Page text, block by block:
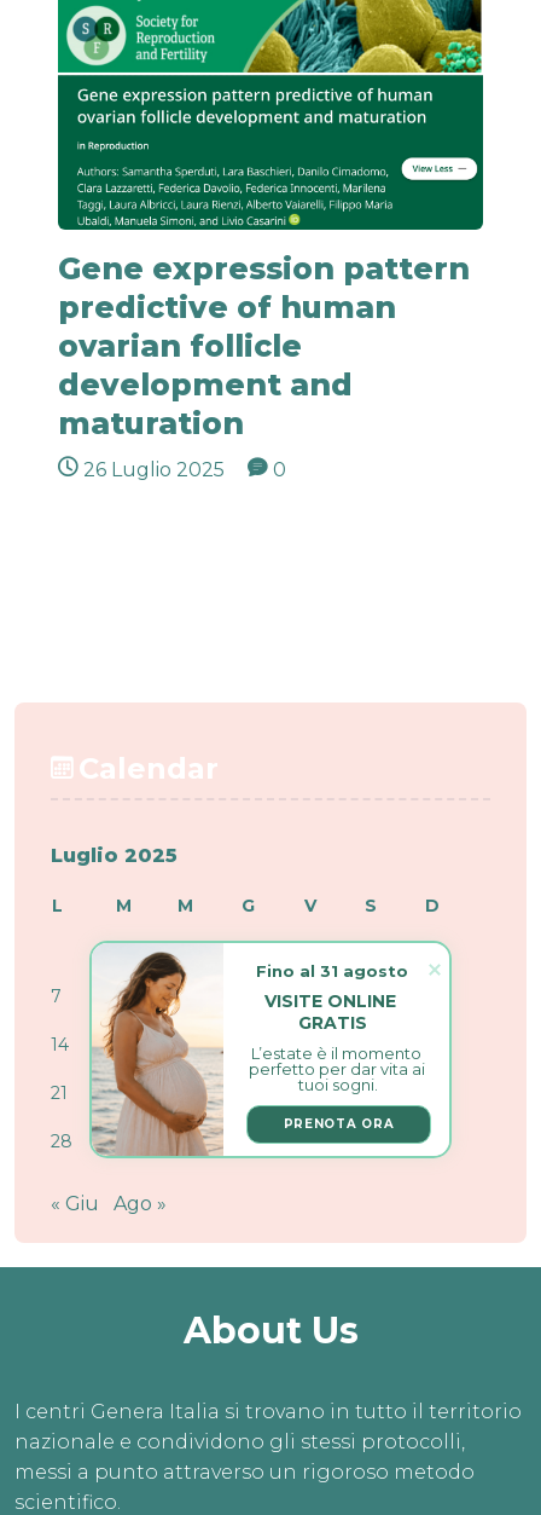
Gene expression pattern
predictive of human
ovarian follicle
development and
maturation
26 Luglio 2025 0
Calendar
Luglio 2025
L M M G V S
D
1
2 3 4 5 6
7 8 9 11 12
14 16 17 18
21 22 25 26
28 29 30 31
« Giu Ago »
About Us
I centri Genera Italia si trovano in tutto il territorio
nazionale e condividono gli stessi protocolli,
messi a punto attraverso un rigoroso metodo
scientifico.
VISITE ONLINE
GRATIS
L’estate è il momento
perfetto per dar vita ai
tuoi sogni.
PRENOTA ORA
Fino al 31 agosto